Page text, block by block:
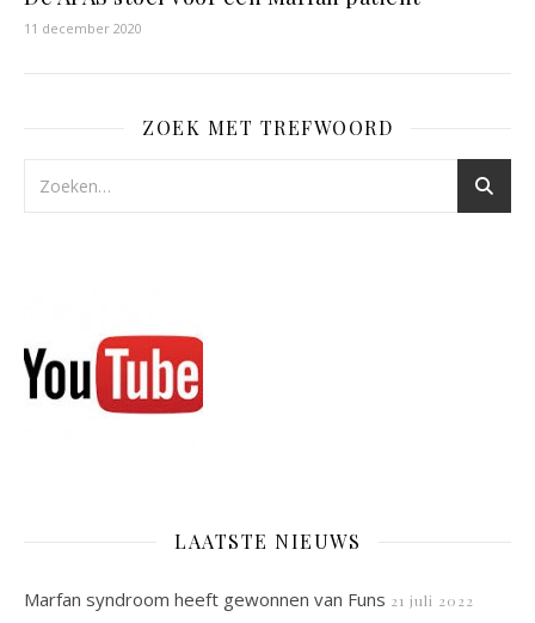
11 december 2020
ZOEK MET TREFWOORD
LAATSTE NIEUWS
Marfan syndroom heeft gewonnen van Funs 21 juli 2022